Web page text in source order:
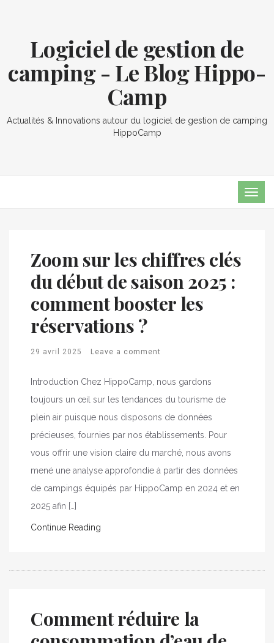
Logiciel de gestion de
camping - Le Blog Hippo-
Camp
Actualités & Innovations autour du logiciel de gestion de camping
HippoCamp
Zoom sur les chiffres clés
du début de saison 2025 :
comment booster les
réservations ?
29 avril 2025 Leave a comment
Introduction Chez HippoCamp, nous gardons
toujours un œil sur les tendances du tourisme de
plein air puisque nous disposons de données
précieuses, fournies par nos établissements. Pour
vous offrir une vision claire du marché, nous avons
mené une analyse approfondie à partir des données
de campings équipés par HippoCamp en 2024 et en
2025 afin […]
Continue Reading
Comment réduire la